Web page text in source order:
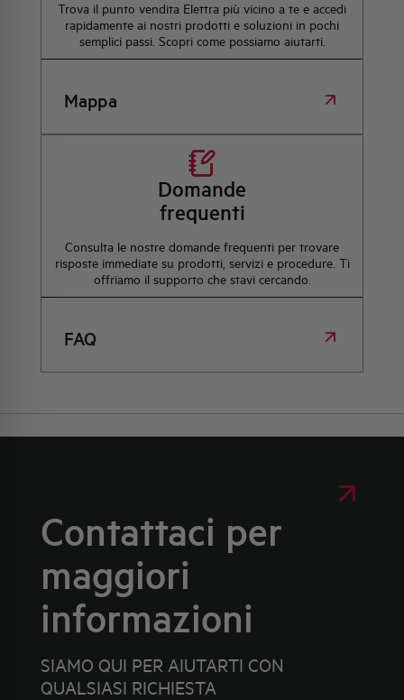
Trova il punto vendita Elettra più vicino a te e accedi
rapidamente ai nostri prodotti e soluzioni in pochi
semplici passi. Scopri come possiamo aiutarti.
Mappa
Domande
frequenti
Consulta le nostre domande frequenti per trovare
risposte immediate su prodotti, servizi e procedure. Ti
offriamo il supporto che stavi cercando.
FAQ
Contattaci per
maggiori
informazioni
SIAMO QUI PER AIUTARTI CON
QUALSIASI RICHIESTA